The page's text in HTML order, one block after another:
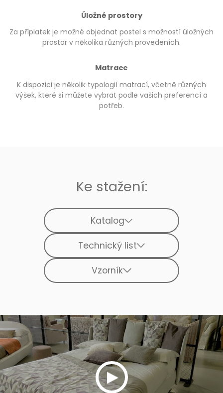
Úložné prostory
Za příplatek je možné objednat postel s možností úložných
prostor v několika různých provedeních.
Matrace
K dispozici je několik typologií matrací, včetně různých
výšek, které si můžete vybrat podle vašich preferencí a
potřeb.
Ke stažení:
Katalog
Technický list
Vzorník